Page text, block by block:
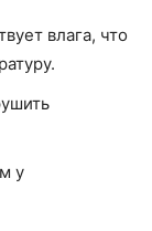
влага, что
у